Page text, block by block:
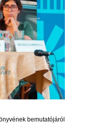
bemutatójáról